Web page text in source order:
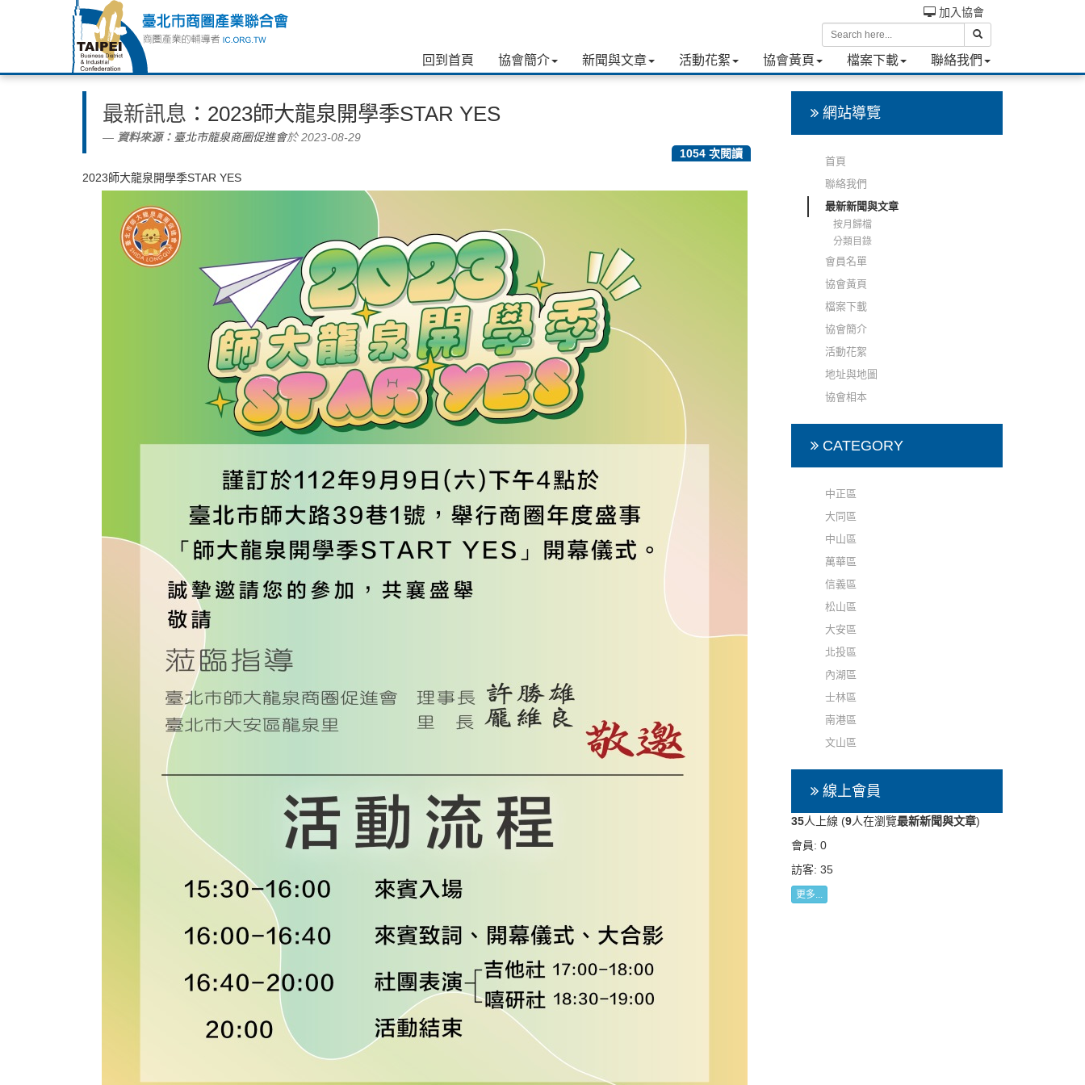
回到首頁 協會簡介 新聞與文章 活動花絮 協會黃頁 檔案下載 聯絡我們
加入協會
最新訊息 ：2023師大龍泉開學季STAR YES
資料來源： 臺北市龍泉商圈促進會於 2023-08-29
1054 次閱讀
2023師大龍泉開學季STAR YES
網站導覽
首頁
聯絡我們
最新新聞與文章
按月歸檔
分類目錄
會員名單
協會黃頁
檔案下載
協會簡介
活動花絮
地址與地圖
協會相本
CATEGORY
中正區
大同區
中山區
萬華區
信義區
松山區
大安區
北投區
內湖區
士林區
南港區
文山區
線上會員
35人上線 (9人在瀏覽最新新聞與文章)
會員: 0
訪客: 35
更多...